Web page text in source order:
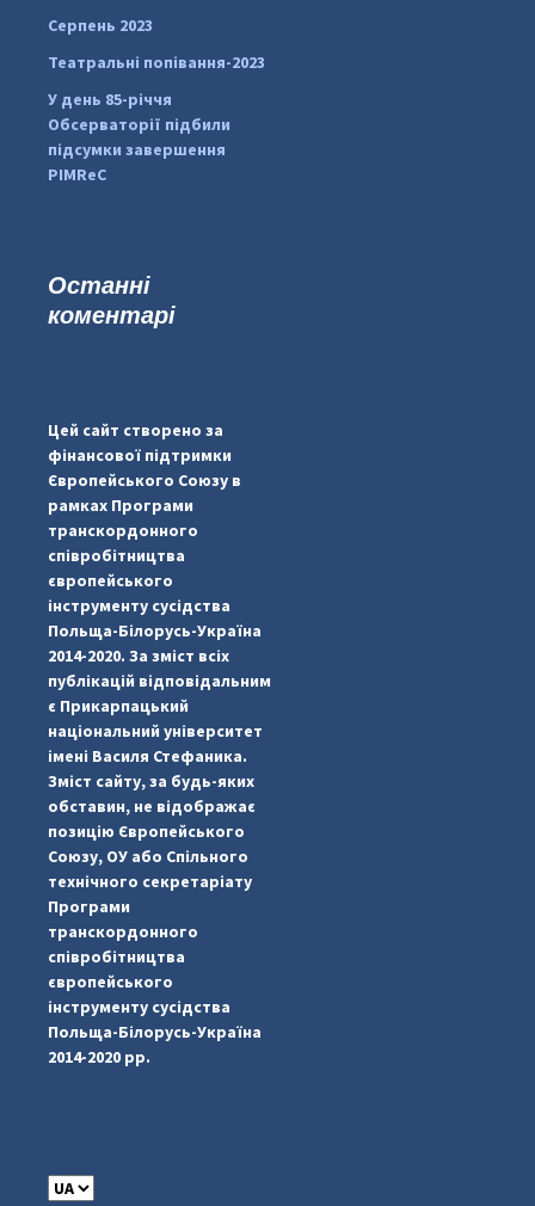
#PipIvanToday
Серпень 2023
Театральні попівання-2023
У день 85-річчя
Обсерваторії підбили
підсумки завершення
PIMReC
Останні
коментарі
Цей сайт створено за
фінансової підтримки
Європейського Союзу в
рамках Програми
транскордонного
співробітництва
європейського
інструменту сусідства
Польща-Білорусь-Україна
2014-2020. За зміст всіх
публікацій відповідальним
є Прикарпацький
національний університет
імені Василя Стефаника.
Зміст сайту, за будь-яких
обставин, не відображає
позицію Європейського
Союзу, ОУ або Спільного
технічного секретаріату
Програми
транскордонного
співробітництва
європейського
інструменту сусідства
Польща-Білорусь-Україна
2014-2020 рр.
C